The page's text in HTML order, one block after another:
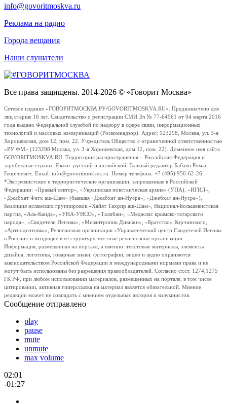
info@govoritmoskva.ru
Реклама на радио
Города вещания
Наши слушатели
Все права защищены. 2014-2026 © «Говорит Москва»
Сетевое издание «ГОВОРИТМОСКВА.РУ/GOVORITMOSKVA.RU». Предназначено для
лиц старше 16 лет. Свидетельство о регистрации СМИ Эл № 77-64961 от 04 марта 2016
года выдано Федеральной службой по надзору в сфере связи, информационных
технологий и массовых коммуникаций (Роскомнадзор). Адрес: 123298, Москва, ул. 3-я
Хорошевская, дом 12, пом. 22. Учредитель Общество с ограниченной ответственностью
«РУ ФМ» (123298 Москва, ул. 3-я Хорошевская, дом 12, пом. 22). Доменное имя сайта
GOVORITMOSKVA.RU. Территория распространения – Российская Федерация и
зарубежные страны. Языки: русский и английский. Главный редактор Бабаян Роман
Георгиевич. Email: info@govoritmoskva.ru. Номер телефона: +7 (495) 950-62-26
*Экстремистские и террористические организации, запрещенные в Российской
Федерации: «Правый сектор», «Украинская повстанческая армия» (УПА), «ИГИЛ»,
«Джабхат Фатх аш-Шам» (бывшая «Джабхат ан-Нусра», «Джебхат ан-Нусра»),
Коалиция исламских группировок «Хайят Тахрир аш-Шам», Национал-Большевистская
партия, «Аль-Каида», «УНА-УНСО», «Талибан», «Меджлис крымско-татарского
народа», «Свидетели Иеговы», «Мизантропик Дивижн», «Братство» Корчинского,
«Артподготовка», Религиозная организация «Управленческий центр Свидетелей Иеговы
в России» и входящие в ее структуру местные религиозные организации.
Информация, размещенная на портале, а именно: текстовые материалы, элементы
дизайна, логотипы, товарные знаки, фотографии, видео и аудио охраняются
законодательством Российской Федерации и международными нормами права и не
могут быть использованы без разрешения правообладателей. Согласно ст.ст. 1274,1275
ГК РФ, при любом использовании материалов, размещенных на портале, в том числе
цитировании, активная гиперссылка на материал является обязательной. Мнение
редакции может не совпадать с мнением отдельных авторов и колумнистов.
Сообщение отправлено
play
pause
mute
unmute
max volume
02:01
-01:27